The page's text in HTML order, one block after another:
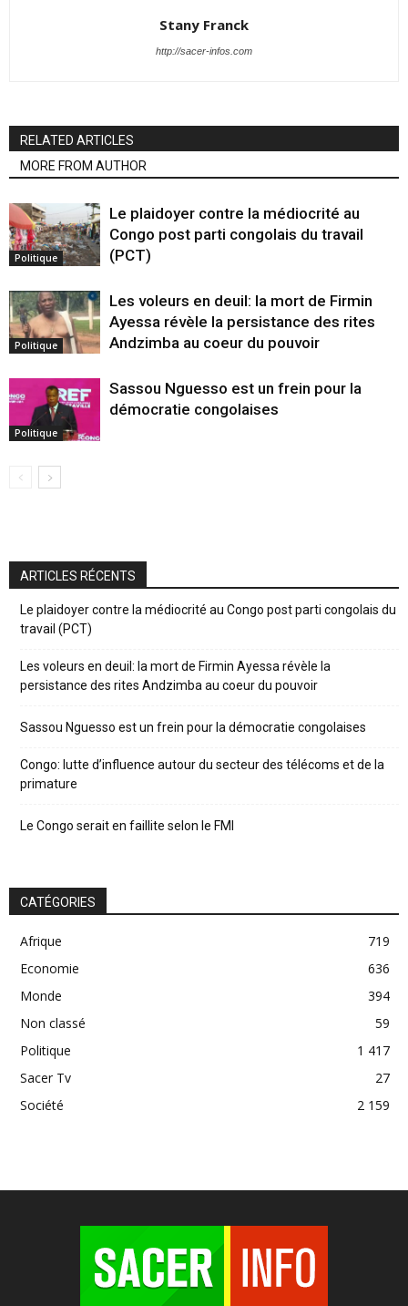
Stany Franck
http://sacer-infos.com
RELATED ARTICLES
MORE FROM AUTHOR
Politique
Le plaidoyer contre la médiocrité au
Congo post parti congolais du travail
(PCT)
Politique
Les voleurs en deuil: la mort de Firmin
Ayessa révèle la persistance des rites
Andzimba au coeur du pouvoir
Politique
Sassou Nguesso est un frein pour la
démocratie congolaises
ARTICLES RÉCENTS
Le plaidoyer contre la médiocrité au Congo post parti congolais du
travail (PCT)
Les voleurs en deuil: la mort de Firmin Ayessa révèle la
persistance des rites Andzimba au coeur du pouvoir
Sassou Nguesso est un frein pour la démocratie congolaises
Congo: lutte d’influence autour du secteur des télécoms et de la
primature
Le Congo serait en faillite selon le FMI
CATÉGORIES
Afrique
719
Economie
636
Monde
394
Non classé
59
Politique
1 417
Sacer Tv
27
Société
2 159